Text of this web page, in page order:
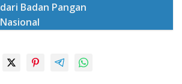
dari Badan Pangan
Nasional